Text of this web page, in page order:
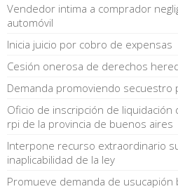
Vendedor intima a comprador
automóvil
Inicia juicio por cobro de expensas
Cesión onerosa de derechos
Demanda promoviendo secuestro
Oficio de inscripción de liquidación
rpi de la provincia de buenos aires
Interpone recurso extraordinario
inaplicabilidad de la ley
Promueve demanda de usucapión